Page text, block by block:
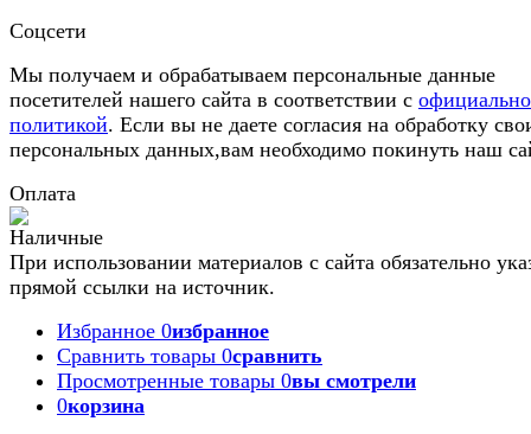
Соцсети
Мы получаем и обрабатываем персональные данные
посетителей нашего сайта в соответствии с
политикой. Если вы не даете согласия на обработку
персональных данных,вам необходимо покинуть наш
Оплата
При использовании материалов с сайта обязательно
прямой ссылки на источник.
Избранное 0избранное
Сравнить товары 0сравнить
Просмотренные товары 0вы смотрели
0корзина